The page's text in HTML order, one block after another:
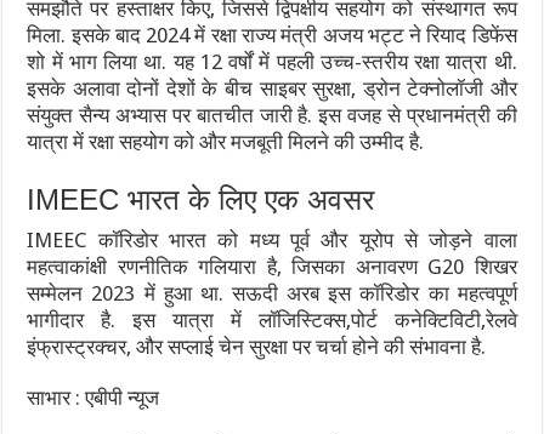
समझौते पर हस्ताक्षर किए, जिससे द्विपक्षीय सहयोग को संस्थागत रूप
मिला. इसके बाद 2024 में रक्षा राज्य मंत्री अजय भट्ट ने रियाद डिफेंस
शो में भाग लिया था. यह 12 वर्षों में पहली उच्च-स्तरीय रक्षा यात्रा थी.
इसके अलावा दोनों देशों के बीच साइबर सुरक्षा, ड्रोन टेक्नोलॉजी और
संयुक्त सैन्य अभ्यास पर बातचीत जारी है. इस वजह से प्रधानमंत्री की
यात्रा में रक्षा सहयोग को और मजबूती मिलने की उम्मीद है.
IMEEC भारत के लिए एक अवसर
IMEEC कॉरिडोर भारत को मध्य पूर्व और यूरोप से जोड़ने वाला
महत्वाकांक्षी रणनीतिक गलियारा है, जिसका अनावरण G20 शिखर
सम्मेलन 2023 में हुआ था. सऊदी अरब इस कॉरिडोर का महत्वपूर्ण
भागीदार है. इस यात्रा में लॉजिस्टिक्स,पोर्ट कनेक्टिविटी,रेलवे
इंफ्रास्ट्रक्चर, और सप्लाई चेन सुरक्षा पर चर्चा होने की संभावना है.
साभार : एबीपी न्यूज